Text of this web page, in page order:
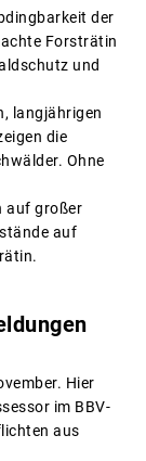
der
Forsträtin
und
langjährigen
die
Ohne
auf großer
auf
Hier
im BBV-
aus